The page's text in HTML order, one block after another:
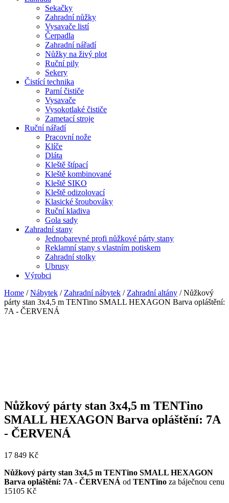
Sekačky
Zahradní nůžky
Vysavače listí
Čerpadla
Zahradní nářadí
Nůžky na živý plot
Ruční pily
Sekery
Čistící technika
Parní čističe
Vysavače
Vysokotlaké čističe
Zametací stroje
Ruční nářadí
Pracovní nože
Klíče
Dláta
Kleště štípací
Kleště kombinované
Kleště SIKO
Kleště odizolovací
Klasické šroubováky
Ruční kladiva
Gola sady
Zahradní stany
Jednobarevné profi nůžkové párty stany
Reklamní stany s vlastním potiskem
Zahradní stolky
Ubrusy
Výrobci
Home /Nábytek / Zahradní nábytek / Zahradní altány / Nůžkový
párty stan 3x4,5 m TENTino SMALL HEXAGON Barva opláštění:
7A - ČERVENÁ
Nůžkový párty stan 3x4,5 m TENTino
SMALL HEXAGON Barva opláštění: 7A
- ČERVENÁ
17 849 Kč
Nůžkový párty stan 3x4,5 m TENTino SMALL HEXAGON
Barva opláštění: 7A - ČERVENÁ od TENTino za báječnou cenu
15105 Kč